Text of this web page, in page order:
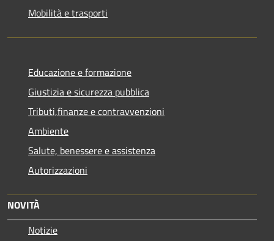
Mobilità e trasporti
Educazione e formazione
Giustizia e sicurezza pubblica
Tributi,finanze e contravvenzioni
Ambiente
Salute, benessere e assistenza
Autorizzazioni
NOVITÀ
Notizie